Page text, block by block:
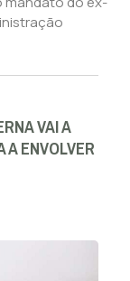
VAI A
ENVOLVER